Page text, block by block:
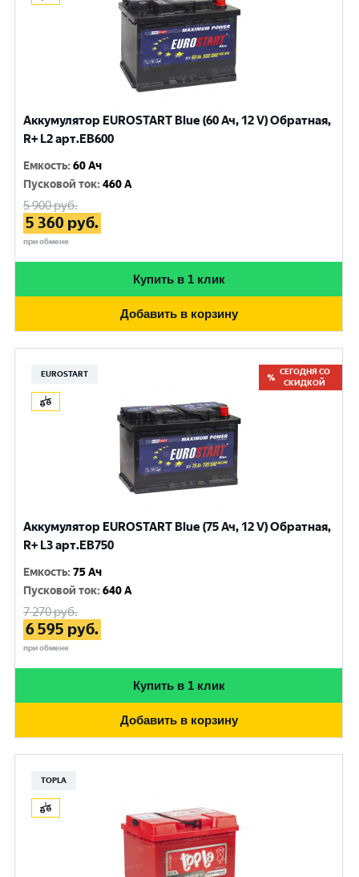
Аккумулятор EUROSTART Blue (60 Ач, 12 V) Обратная,
R+ L2 арт.EB600
Емкость:60 Ач
Пусковой ток:460 A
5 900руб.
5 360 руб.
при обмене
Купить в 1 клик
Добавить в корзину
EUROSTART
СЕГОДНЯ СО
СКИДКОЙ
Аккумулятор EUROSTART Blue (75 Ач, 12 V) Обратная,
R+ L3 арт.EB750
Емкость:75 Ач
Пусковой ток:640 A
7 270руб.
6 595 руб.
при обмене
Купить в 1 клик
Добавить в корзину
TOPLA